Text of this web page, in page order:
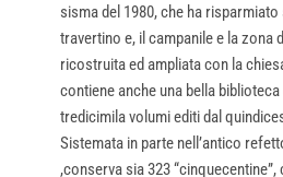
sisma del 1980, che ha
travertino e, il campanile e la zona
ricostruita ed ampliata con la
contiene anche una bella
tredicimila volumi editi dal
Sistemata in parte nell’antico
,conserva sia 323